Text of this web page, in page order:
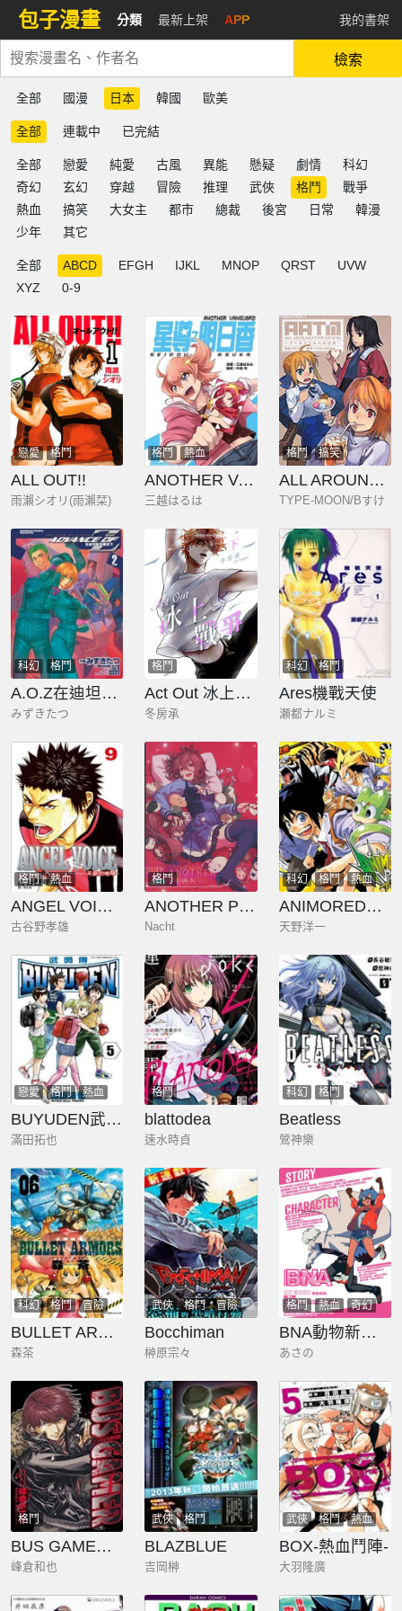
包子漫畫 分類 最新上架 APP 我的書架
檢索
全部 國漫 日本 韓國 歐美
全部 連載中 已完結
全部 戀愛 純愛 古風 異能 懸疑 劇情
科幻
奇幻
玄幻 穿越 冒險 推理 武俠 格鬥
戰爭
熱血
搞笑 大女主 都市 總裁 後宮 日常
韓漫
少年
其它
全部 ABCD EFGH IJKL MNOP QRST
UVW
XYZ
0-9
戀愛 格鬥
ALL OUT!!
雨瀨シオリ(雨瀨栞)
格鬥 熱血
ANOTHER VANGUARD 星導之明日香
三越はるは
格鬥 搞笑
ALL AROUND TYPE-MOON～亞涅爾貝的日常～
TYPE-MOON/Bすけ
科幻 格鬥
A.O.Z在迪坦斯的軍旗下
みずきたつ
格鬥
Act Out 冰上戰爭
冬房承
科幻 格鬥
Ares機戰天使
瀬都ナルミ
格鬥 熱血
ANGEL VOICE天使的咆哮
古谷野孝雄
格鬥
ANOTHER PLAN
Nacht
科幻 格鬥 熱血
ANIMORED！！
天野洋一
戀愛 格鬥 熱血
BUYUDEN武勇傳
滿田拓也
格鬥
blattodea
速水時貞
科幻 格鬥
Beatless
鶯神樂
科幻 格鬥 冒險
BULLET ARMORS子彈裝甲
森茶
武俠 格鬥 冒險
Bocchiman
榊原宗々
格鬥 熱血 奇幻
BNA動物新世代
あさの
格鬥
BUS GAMER~三次元遊戲~
峰倉和也
武俠 格鬥
BLAZBLUE
吉岡榊
武俠 格鬥 熱血
BOX-熱血鬥陣-
大羽隆廣